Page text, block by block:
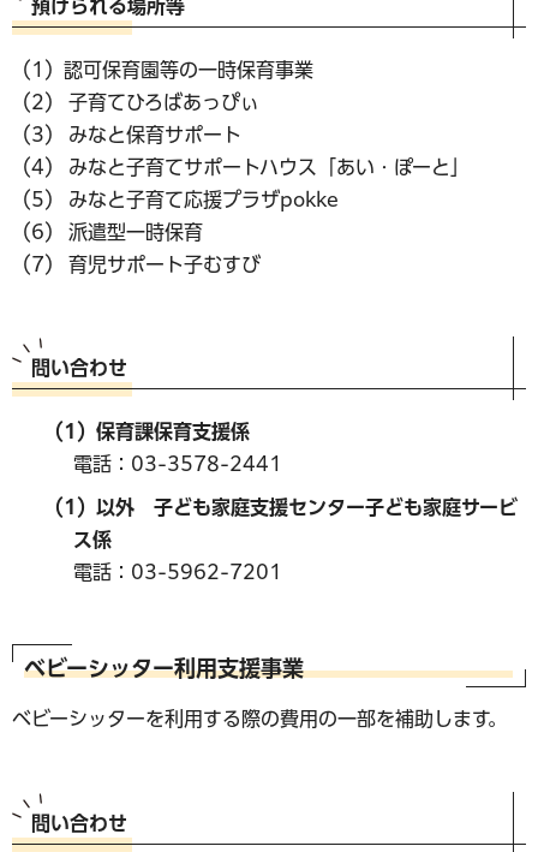
預けられる場所等
（1）認可保育園等の一時保育事業
（2） 子育てひろばあっぴぃ
（3） みなと保育サポート
（4） みなと子育てサポートハウス「あい・ぽーと」
（5） みなと子育て応援プラザpokke
（6） 派遣型一時保育
（7） 育児サポート子むすび
問い合わせ
（1）保育課保育支援係
電話：03-3578-2441
（1）以外 子ども家庭支援センター子ども家庭サービ
ス係
電話：03-5962-7201
ベビーシッター利用支援事業
ベビーシッターを利用する際の費用の一部を補助します。
問い合わせ